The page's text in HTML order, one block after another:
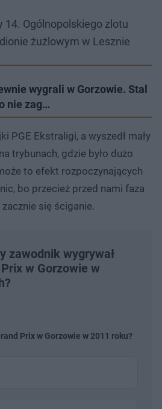
14. Ogólnopolskiego zlotu
żużlowym w Lesznie
wygrali w Gorzowie. Stal
nie zag…
PGE Ekstraligi, a wyszedł mały
trybunach, gdzie było dużo
to efekt rozpoczynających
bo przecież przed nami faza
się ściganie.
zawodnik wygrywał
w Gorzowie w
Prix w Gorzowie w 2011 roku?